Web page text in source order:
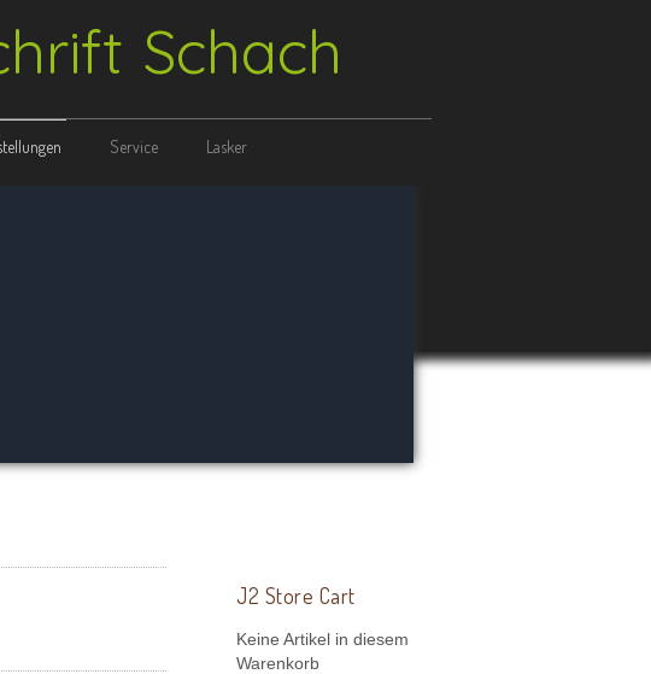
Schach
Service Lasker
J2 Store Cart
Keine Artikel in diesem
Warenkorb